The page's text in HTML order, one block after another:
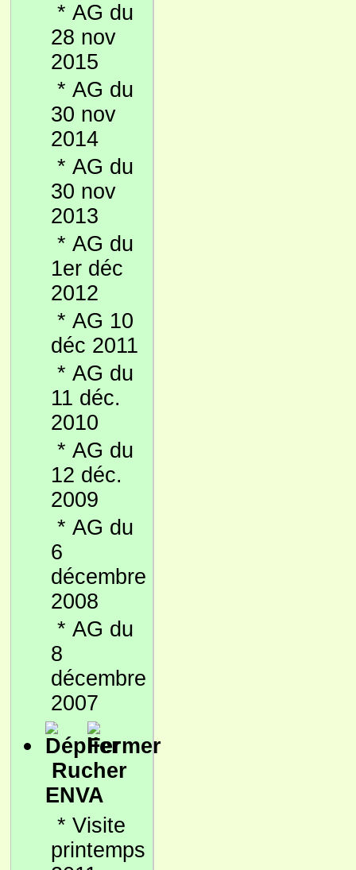
* AG du
28 nov
2015
* AG du
30 nov
2014
* AG du
30 nov
2013
* AG du
1er déc
2012
* AG 10
déc 2011
* AG du
11 déc.
2010
* AG du
12 déc.
2009
* AG du
6
décembre
2008
* AG du
8
décembre
2007
Rucher
ENVA
* Visite
printemps